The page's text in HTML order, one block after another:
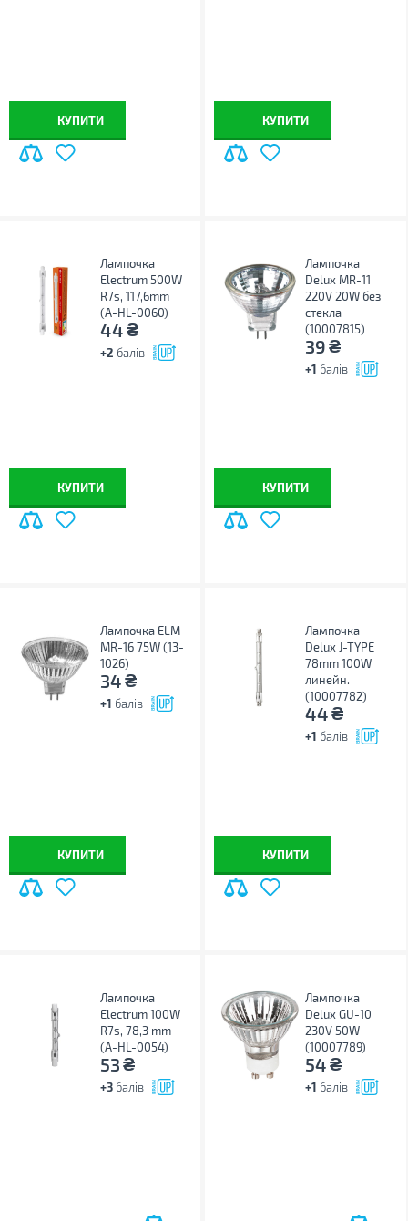
КУПИТИ КУПИТИ
Лампочка
Electrum 500W
R7s, 117,6mm
(A-HL-0060)
44₴
+2 балів
КУПИТИ
Лампочка
Delux MR-11
220V 20W без
стекла
(10007815)
39₴
+1 балів
КУПИТИ
Лампочка ELM
MR-16 75W (13-
1026)
34₴
+1 балів
КУПИТИ
Лампочка
Delux J-TYPE
78mm 100W
линейн.
(10007782)
44₴
+1 балів
КУПИТИ
Лампочка
Electrum 100W
R7s, 78,3 mm
(A-HL-0054)
53₴
+3 балів
Лампочка
Delux GU-10
230V 50W
(10007789)
54₴
+1 балів